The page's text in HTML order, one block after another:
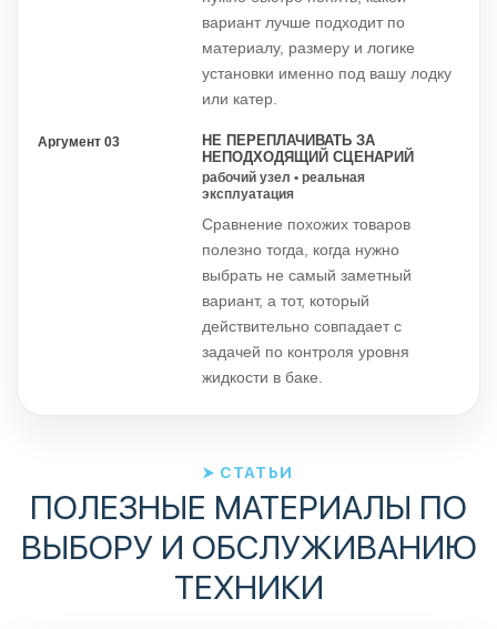
вариант лучше подходит по
материалу, размеру и логике
установки именно под вашу лодку
или катер.
Аргумент 03
НЕ ПЕРЕПЛАЧИВАТЬ ЗА
НЕПОДХОДЯЩИЙ СЦЕНАРИЙ
рабочий узел • реальная
эксплуатация
Сравнение похожих товаров
полезно тогда, когда нужно
выбрать не самый заметный
вариант, а тот, который
действительно совпадает с
задачей по контроля уровня
жидкости в баке.
СТАТЬИ
ПОЛЕЗНЫЕ МАТЕРИАЛЫ ПО
ВЫБОРУ И ОБСЛУЖИВАНИЮ
ТЕХНИКИ